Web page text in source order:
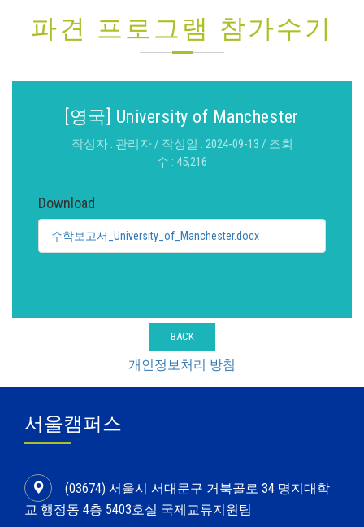
파견 프로그램 참가수기
[영국] University of Manchester
작성자 : 관리자 / 작성일 : 2024-09-13 / 조회
수 : 45,216
Download
수학보고서_University_of_Manchester.docx
BACK
개인정보처리 방침
서울캠퍼스
(03674) 서울시 서대문구 거북골로 34 명지대학
교 행정동 4층 5403호실 국제교류지원팀